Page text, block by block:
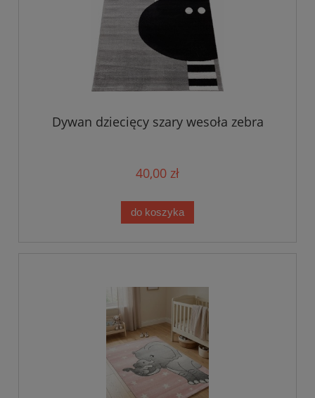
Dywan dziecięcy szary wesoła zebra
40,00 zł
do koszyka